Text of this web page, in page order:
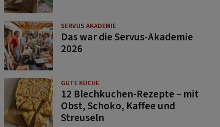
SERVUS AKADEMIE
Das war die Servus-Akademie
2026
GUTE KÜCHE
12 Blechkuchen-Rezepte – mit
Obst, Schoko, Kaffee und
Streuseln